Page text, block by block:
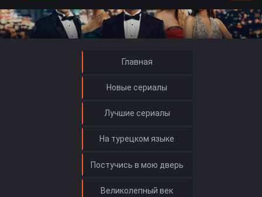
Главная
Новые сериалы
Лучшие сериалы
На турецком языке